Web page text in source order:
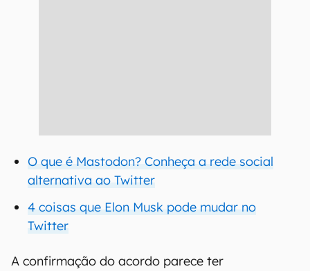
O que é Mastodon? Conheça a rede social
alternativa ao Twitter
4 coisas que Elon Musk pode mudar no
Twitter
A confirmação do acordo parece ter